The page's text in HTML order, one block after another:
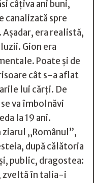
câțiva ani buni,
canalizată spre
era realistă,
Gion era
Poate și de
cât s-a aflat
lui cărți. De
va îmbolnăvi
la 19 ani.
„Românul”,
după călătoria
public, dragostea:
zveltă în talia-i